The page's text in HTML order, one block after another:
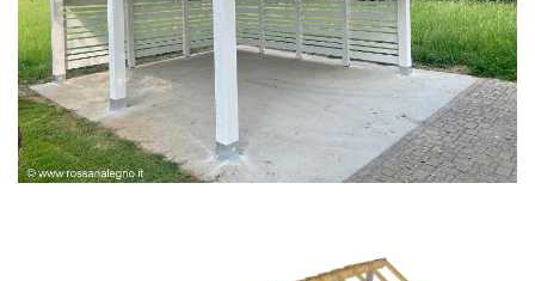
PERGOLA BIANCA SPAZZOLATA